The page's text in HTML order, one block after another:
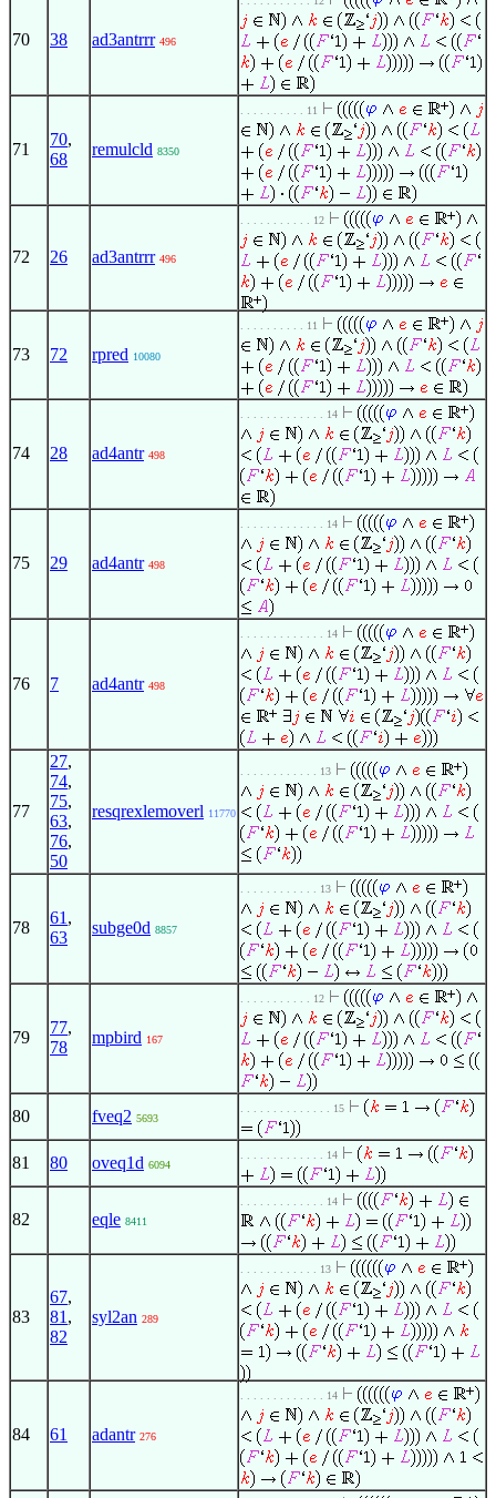
70 38 ad3antrrr 496
71
70,
68
remulcld 8350
. . . . . . . . . . 11
72 26 ad3antrrr 496
. . . . . . . . . . . 12
73 72 rpred 10080
. . . . . . . . . . 11
74 28 ad4antr 498
. . . . . . . . . . . . . 14
75 29 ad4antr 498
. . . . . . . . . . . . . 14
76 7 ad4antr 498
. . . . . . . . . . . . . 14
77
27,
74,
75,
63,
76,
50
resqrexlemoverl 11770
. . . . . . . . . . . . 13
78
61 ,
63
subge0d 8857
. . . . . . . . . . . . 13
79
77,
78
mpbird 167
. . . . . . . . . . . 12
80 fveq2 5693
. . . . . . . . . . . . . . 15
81 80 oveq1d 6094
. . . . . . . . . . . . . 14
82 eqle 8411
. . . . . . . . . . . . . 14
83
67,
81 ,
82
syl2an 289
. . . . . . . . . . . . 13
84 61 adantr 276
. . . . . . . . . . . . . 14